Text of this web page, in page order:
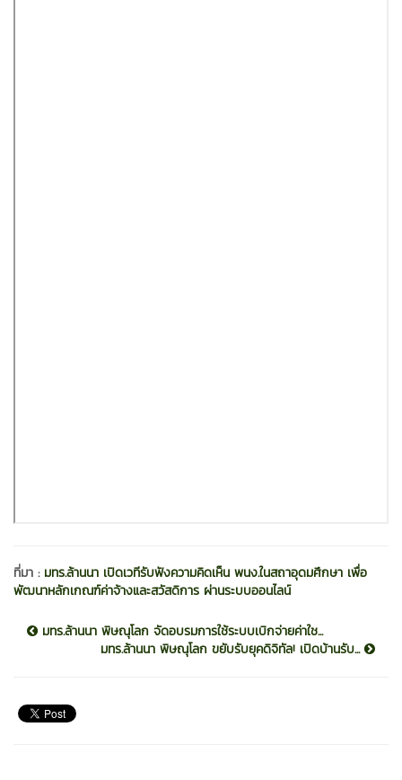
ที่มา : มทร.ล้านนา เปิดเวทีรับฟังความคิดเห็น พนง.ในสถาอุดมศึกษา เพื่อ
พัฒนาหลักเกณฑ์ค่าจ้างและสวัสดิการ ผ่านระบบออนไลน์
มทร.ล้านนา พิษณุโลก จัดอบรมการใช้ระบบเบิกจ่ายค่าใช...
มทร.ล้านนา พิษณุโลก ขยับรับยุคดิจิทัล! เปิดบ้านรับ...